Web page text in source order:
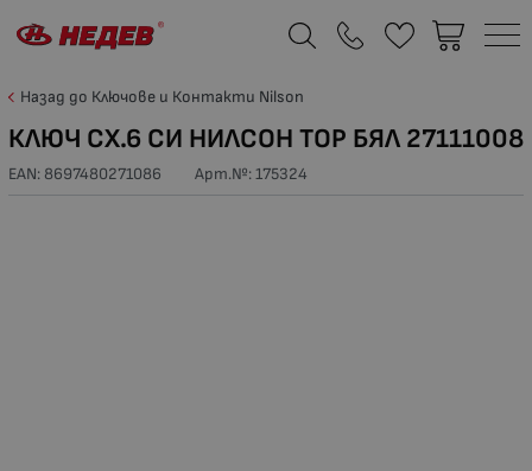
Назад до Ключове и Контакти Nilson
КЛЮЧ СХ.6 СИ НИЛСОН ТОР БЯЛ 27111008
EAN: 8697480271086 Арт.№:175324